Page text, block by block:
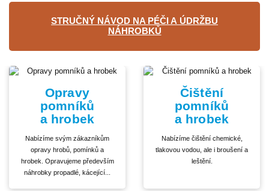
STRUČNÝ NÁVOD NA PÉČI A ÚDRŽBU
NÁHROBKŮ
Opravy
pomníků
a hrobek
Nabízíme svým zákazníkům
opravy hrobů, pomínků a
hrobek. Opravujeme především
náhrobky propadlé, kácející...
Čištění
pomníků
a hrobek
Nabízíme čištění chemické,
tlakovou vodou, ale i broušení a
leštění.